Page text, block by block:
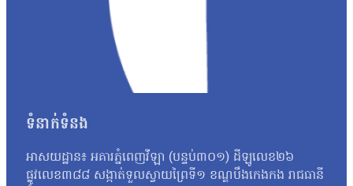
របស់ អ.ប.ព.»។ ក៏ប៉ុន្តែលោក សយ ច័ន្ទវិចិត្រ អះអាងថារូបថតវិញ្ញ
វិច្ឆិកា អ្នកនាំពាក្យក្រសួងអប់រំ យុវជន និងកីឡា បានប្រាប់ថាក្រសួងអប់
នោះទេ។ អ្នកស្រីថា៖ «អ្វីដែលយើងរកឃើញបឋមហ្នឹងគឺមានន័យថា
បន្ថែមទៀតតាមរយៈធនធានដែលមាន ប៉ុន្តែរហូតមកដល់ពេលនេះមិនទ
នេះនឹងត្រូវទទួលទោសទណ្ឌទៅតាមវិធានដែលបានចែង។ ជុំវិញករណីន
ប្រឡងដែលបានខិតខំរៀនសូត្រអាចបាក់ទឹកចិត្ត។ តែយ៉ាងណា លោកសំណូ
ហើយហ្នឹង ខ្ញុំថាទោះយ៉ាងណាយើងត្រូវតែមានមទោនភាពចំពោះអ្វីដែល
ហើយបើថាឯកសារនោះមានការបែកធ្លាយមែន នោះក្រសួងគួរតែគិតថា
កម្ពុជាឯករាជ្យ អ្នកស្រី អ៊ុក ឆាយ៉ាវី ស្នើដល់ក្រសួងអប់រំ យុវជន និងកី
អ្នកស្រីថា៖ «ប្រសិនបើឃើញបែកធ្លាយវិញ្ញាសា ក្រសួងអប់រំក៏ដូចជាអង្
ទំនាក់ទំនង
អាសយដ្ឋាន៖ អគារភ្នំពេញវីឡា (បន្ទប់៣០១) ដីឡូលេខ២៦
ផ្លូវលេខ៣៨៨ សង្កាត់ទួលស្វាយព្រៃទី១ ខណ្ឌបឹងកេងកង រាជធានី